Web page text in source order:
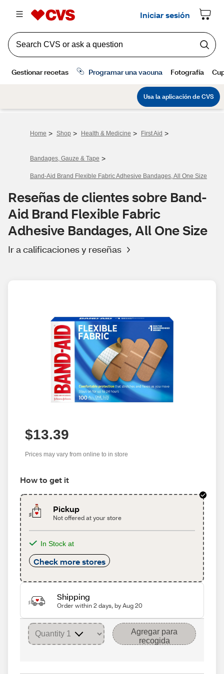
Home > Shop > Health & Medicine > First Aid >
Bandages, Gauze & Tape >
Band-Aid Brand Flexible Fabric Adhesive Bandages, All One Size
Reseñas de clientes sobre Band-
Aid Brand Flexible Fabric
Adhesive Bandages, All One Size
Ir a calificaciones y reseñas
$13.39
Prices may vary from online to in store
How to get it
Pickup
Not offered at your store
In Stock at
Check more stores
Shipping
Order within 2 days, by Aug 20
Agregar para
recogida